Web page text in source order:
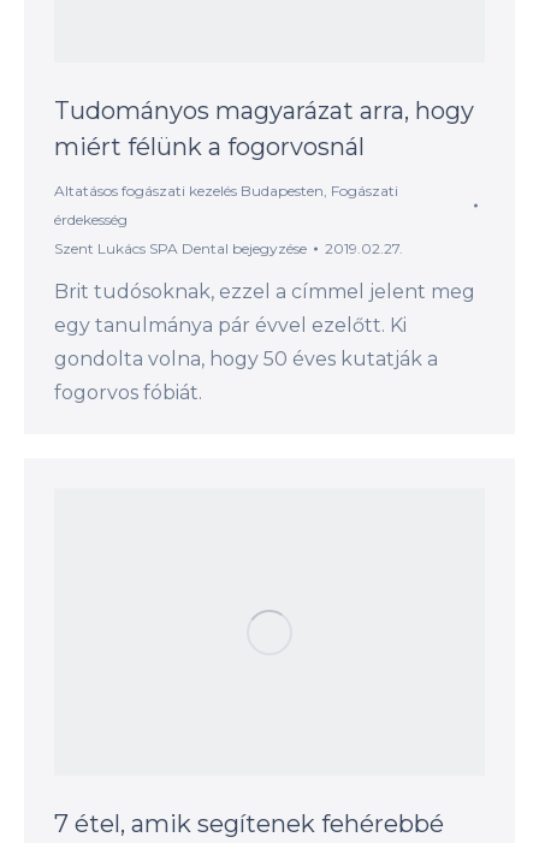
Tudományos magyarázat arra, hogy
miért félünk a fogorvosnál
Altatásos fogászati kezelés Budapesten, Fogászati
érdekesség
Szent Lukács SPA Dental bejegyzése 2019.02.27.
Brit tudósoknak, ezzel a címmel jelent meg
egy tanulmánya pár évvel ezelőtt. Ki
gondolta volna, hogy 50 éves kutatják a
fogorvos fóbiát.
7 étel, amik segítenek fehérebbé